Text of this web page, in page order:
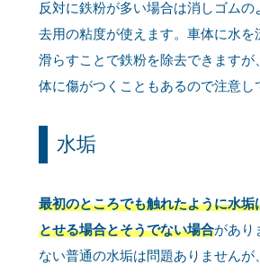
反対に鉄粉が多い場合は消しゴムの
去用の粘度が使えます。車体に水を
滑らすことで鉄粉を除去できますが
体に傷がつくこともあるので注意し
水垢
最初のところでも触れたように水垢
とせる場合とそうでない場合があり
ない普通の水垢は問題ありませんが